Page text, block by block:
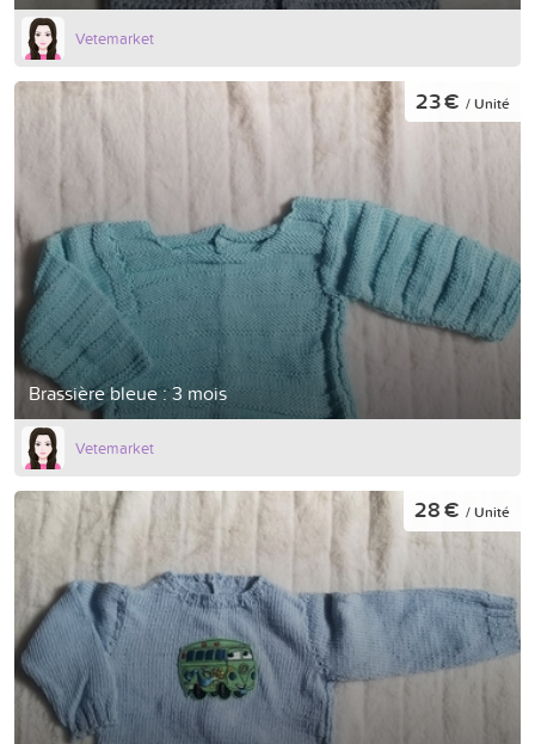
Vetemarket
Brassière bleue : 3 mois
23 € / Unité
Vetemarket
28 € / Unité